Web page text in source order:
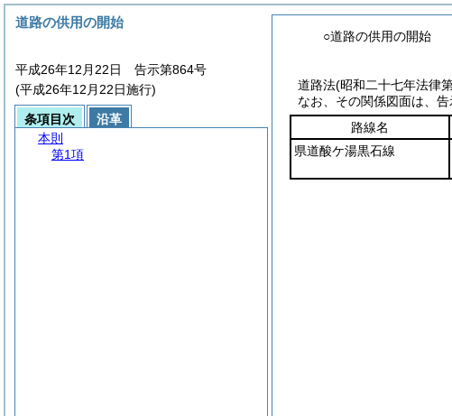
○道路の供用の開始
道路法(昭和二十七年法律
なお、その関係図面は、
路線名
県道酸ケ湯黒石線
道路の供用の開始
平成26年12月22日 告示第864号
(平成26年12月22日施行)
条項目次
沿革
本則
第1項